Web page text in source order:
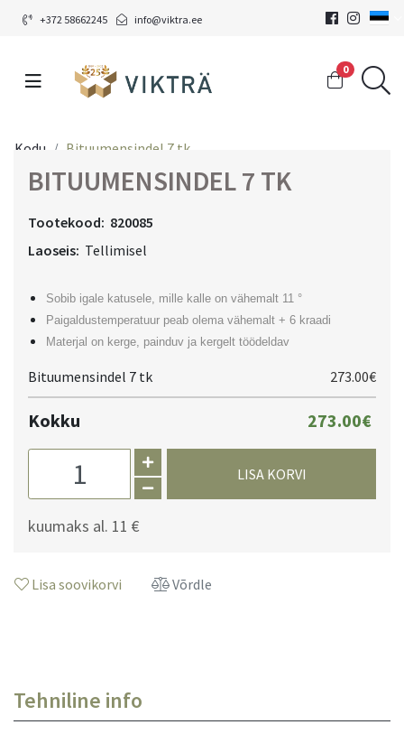
+372 58662245 info@viktra.ee
0
Kodu Bituumensindel 7 tk
BITUUMENSINDEL 7 TK
Tootekood: 820085
Laoseis: Tellimisel
Sobib igale katusele, mille kalle on vähemalt 11 °
Paigaldustemperatuur peab olema vähemalt + 6 kraadi
Materjal on kerge, painduv ja kergelt töödeldav
Bituumensindel 7 tk 273.00€
Kokku 273.00€
LISA KORVI
kuumaks al. 11 €
Lisa soovikorvi Võrdle
Tehniline info